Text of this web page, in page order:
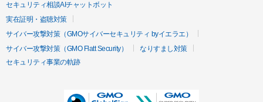
セキュリティ相談AIチャットボット
実在証明・盗聴対策
サイバー攻撃対策（GMOサイバーセキュリティ byイエラエ）
サイバー攻撃対策（GMO Flatt Security）
なりすまし対策
セキュリティ事業の軌跡